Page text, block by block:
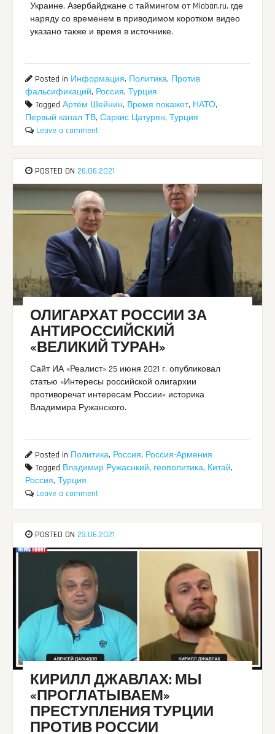
Украине, Азербайджане с таймингом от Miaban.ru, где
наряду со временем в приводимом коротком видео
указано также и время в источнике.
Posted in Информация, Политика, Против
фальсификаций, Россия,Турция
TaggedАртём Шейнин, Время покажет, НАТО,
Первый канал ТВ,Саркис Цатурян,Турция
Leave a comment
POSTED ON 26.06.2021
ОЛИГАРХАТ РОССИИ ЗА
АНТИРОССИЙСКИЙ
«ВЕЛИКИЙ ТУРАН»
Сайт ИА «Реалист» 25 июня 2021 г. опубликовал
статью «Интересы российской олигархии
противоречат интересам России» историка
Владимира Ружанского.
Posted in Политика, Россия, Россия-Армения
Tagged Владимир Ружаснкий, геополитика, Китай,
Россия,Турция
Leave a comment
POSTED ON 23.06.2021
КИРИЛЛ ДЖАВЛАХ: МЫ
«ПРОГЛАТЫВАЕМ»
ПРЕСТУПЛЕНИЯ ТУРЦИИ
ПРОТИВ РОССИИ